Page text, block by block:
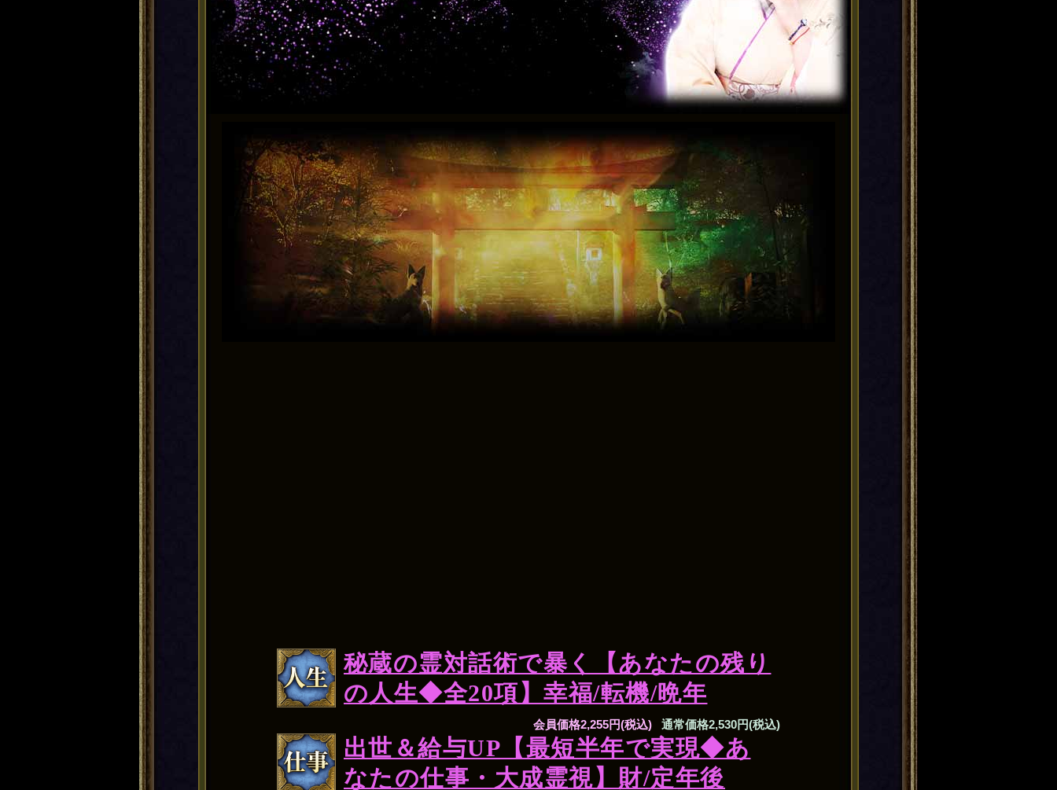
秘蔵の霊対話術で暴く【あなたの残り
の人生◆全20項】幸福/転機/晩年
会員価格2,255円(税込) 通常価格2,530円(税込)
出世＆給与UP【最短半年で実現◆あ
なたの仕事・大成霊視】財/定年後